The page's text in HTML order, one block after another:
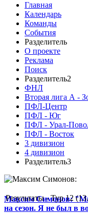
Главная
Календарь
Команды
События
Разделитель
О проекте
Реклама
Поиск
Разделитель2
ФНЛ
Вторая лига А -
ПФЛ-Центр
ПФЛ - Юг
ПФЛ - Урал-
ПФЛ - Восток
3 дивизион
4 дивизион
Разделитель3
Максим Симонов: "Мы
на сезон. Я не был в
Результаты - Тур 12